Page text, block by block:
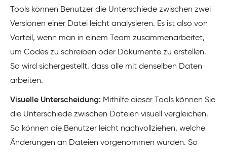
Tools können Benutzer die Unterschiede zwischen zwei
Versionen einer Datei leicht analysieren. Es ist also von
Vorteil, wenn man in einem Team zusammenarbeitet,
um Codes zu schreiben oder Dokumente zu erstellen.
So wird sichergestellt, dass alle mit denselben Daten
arbeiten.
Visuelle Unterscheidung: Mithilfe dieser Tools können Sie
die Unterschiede zwischen Dateien visuell vergleichen.
So können die Benutzer leicht nachvollziehen, welche
Änderungen an Dateien vorgenommen wurden. So